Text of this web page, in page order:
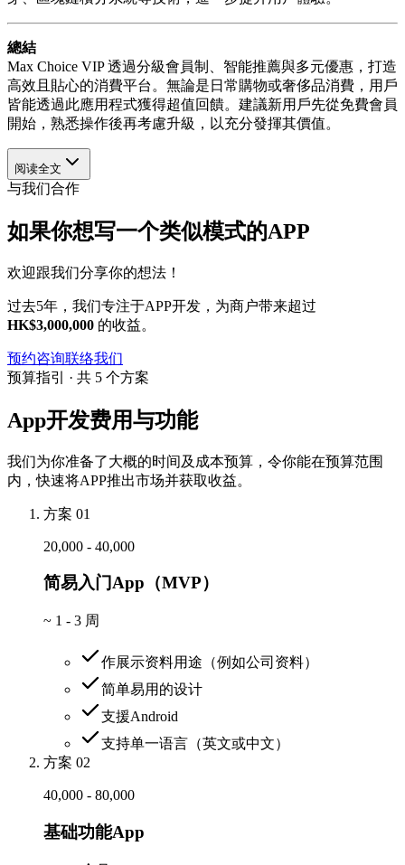
總結
Max Choice VIP 透過分級會員制、智能推薦與多元優惠，打造
高效且貼心的消費平台。無論是日常購物或奢侈品消費，用戶
皆能透過此應用程式獲得超值回饋。建議新用戶先從免費會員
開始，熟悉操作後再考慮升級，以充分發揮其價值。
阅读全文
与我们合作
如果你想写一个类似模式的APP
欢迎跟我们分享你的想法！
过去5年，我们专注于APP开发，为商户带来超过
HK$3,000,000 的收益。
预约咨询联络我们
预算指引 · 共 5 个方案
App开发费用与功能
我们为你准备了大概的时间及成本预算，令你能在预算范围
内，快速将APP推出市场并获取收益。
方案 01
20,000 - 40,000
简易入门App（MVP）
~ 1 - 3 周
作展示资料用途（例如公司资料）
简单易用的设计
支援Android
支持单一语言（英文或中文）
方案 02
40,000 - 80,000
基础功能App